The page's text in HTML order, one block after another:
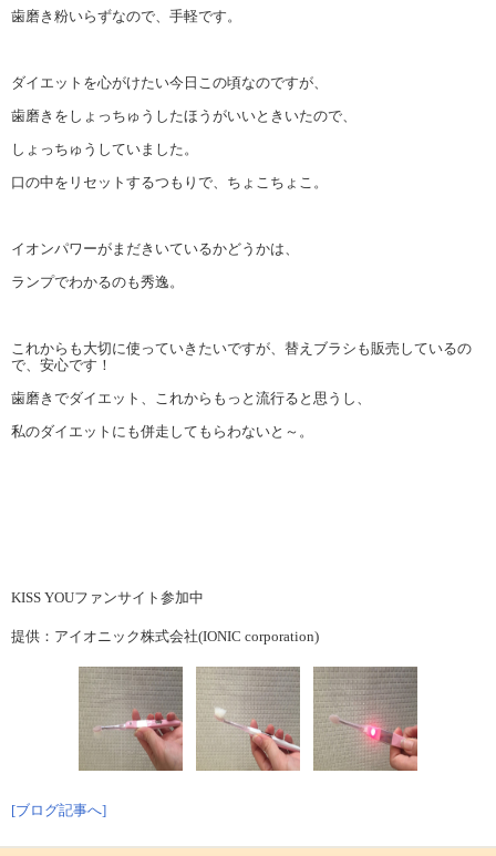
歯磨き粉いらずなので、手軽です。
ダイエットを心がけたい今日この頃なのですが、
歯磨きをしょっちゅうしたほうがいいときいたので、
しょっちゅうしていました。
口の中をリセットするつもりで、ちょこちょこ。
イオンパワーがまだきいているかどうかは、
ランプでわかるのも秀逸。
これからも大切に使っていきたいですが、替えブラシも販売しているの
で、安心です！
歯磨きでダイエット、これからもっと流行ると思うし、
私のダイエットにも併走してもらわないと～。
KISS YOUファンサイト参加中
提供：アイオニック株式会社(IONIC corporation)
[ブログ記事へ]